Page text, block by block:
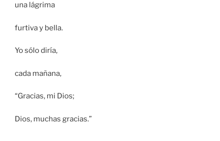
una lágrima
furtiva y bella.
Yo sólo diría,
cada mañana,
“Gracias, mi Dios;
Dios, muchas gracias.”